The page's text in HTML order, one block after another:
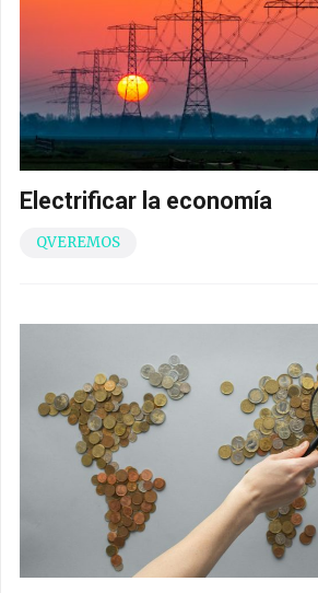
Electrificar la economía
QVEREMOS